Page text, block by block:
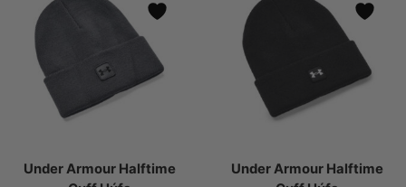
Under Armour Halftime
Under Armour Halftime